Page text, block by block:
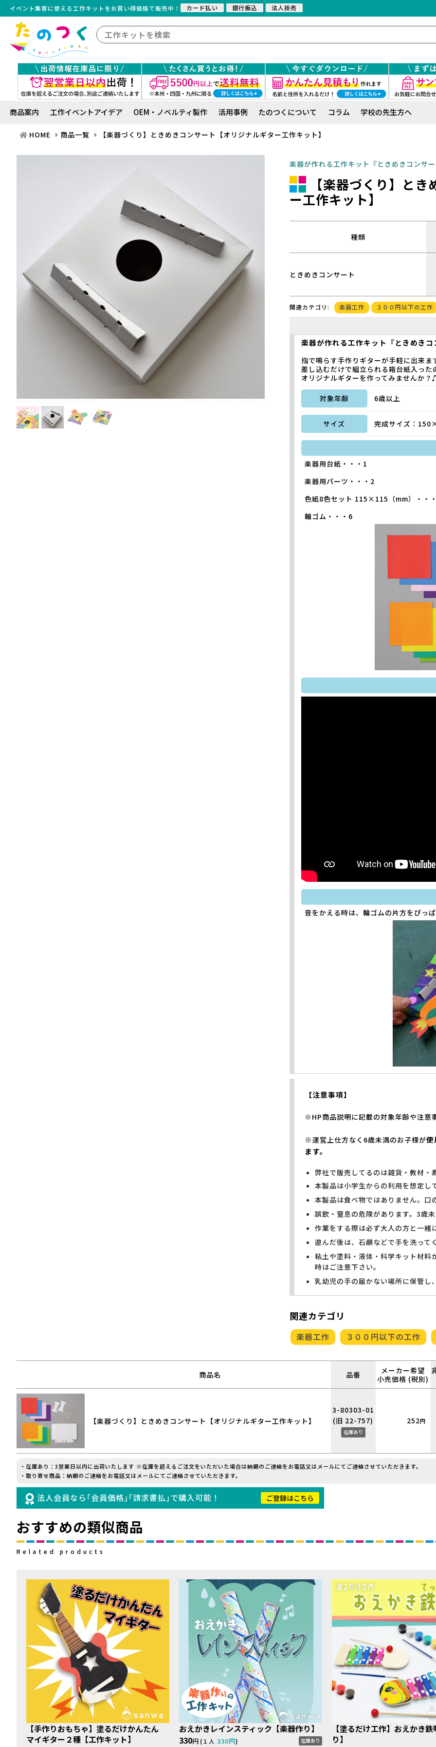
イベント集客に使える工作キットをお買い得価格で販売中！ カード払い 銀行振込 法人掛売
商品案内 工作イベントアイデア OEM・ノベルティ製作 活用事例 たのつくについて コラム 学校の先生方へ
HOME 商品一覧 【楽器づくり】ときめきコンサート【オリジナルギター工作キット】
楽器が作れる工作キット『ときめきコンサ
【楽器づくり】と
ー工作キット】
種類
ときめきコンサート
関連カテゴリ: 楽器工作 ３００円以下の工作
楽器が作れる工作キット『ときめき
指で鳴らす手作りギターが手軽に出来ま
差し込むだけで組立られる箱台紙入っ
オリジナルギターを作ってみませんか
対象年齢 6歳以上
サイズ 完成サイズ：
楽器用台紙・・・1
楽器用パーツ・・・2
色紙8色セット 115×115（mm）・・
輪ゴム・・・6
音をかえる時は、輪ゴムの片方をぴっ
【注意事項】
※HP商品説明に記載の対象年齢や注意
※運営上仕方なく6歳未満のお子様が使
ます。
弊社で販売してるのは雑貨・教材・
本製品は小学生からの利用を想定し
本製品は食べ物ではありません。
誤飲・窒息の危険があります。3歳
作業をする際は必ず大人の方と一緒
遊んだ後は、石鹸などで手を洗って
粘土や塗料・液体・科学キット材
時はご注意下さい。
乳幼児の手の届かない場所に保管
関連カテゴリ
楽器工作 ３００円以下の工作
商品名 品番
メーカー希望
小売価格 (税別)
【楽器づくり】ときめきコンサート【オリジナルギター工作キット】
3-80303-01
(旧 22-757)
在庫あり
252円
・在庫あり：3営業日以内に出荷いたします ※在庫を超えるご注文をいただいた場合は納期のご連絡をお電話又はメールにてご連絡させていただきます。
・取り寄せ商品：納期のご連絡をお電話又はメールにてご連絡させていただきます。
法人会員なら｢会員価格｣｢請求書払｣で購入可能！ ご登録はこちら
おすすめの類似商品
Related products
【手作りおもちゃ】塗るだけかんたん
マイギター２種【工作キット】
おえかきレインスティック【楽器作り】
330円 ( １人 330円) 在庫あり
【塗るだけ工作】おえかき
り】